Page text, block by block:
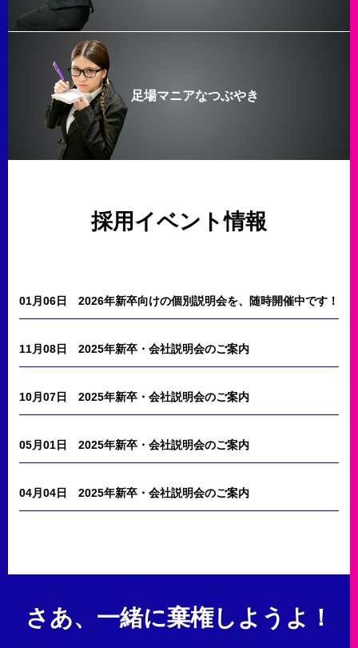
足場マニアなつぶやき
採用イベント情報
01月06日 2026年新卒向けの個別説明会を、随時開催中です！
11月08日 2025年新卒・会社説明会のご案内
10月07日 2025年新卒・会社説明会のご案内
05月01日 2025年新卒・会社説明会のご案内
04月04日 2025年新卒・会社説明会のご案内
さあ、一緒に棄権しようよ！